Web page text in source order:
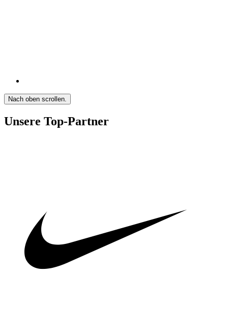
Nach oben scrollen.
Unsere Top-Partner